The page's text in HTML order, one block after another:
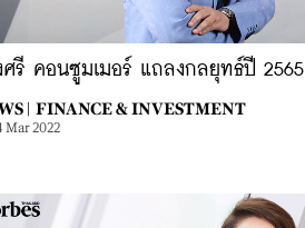
ศรี คอนซูมเมอร์ แถลงกลยุทธ์ปี 2565
| FINANCE & INVESTMENT
Mar 2022